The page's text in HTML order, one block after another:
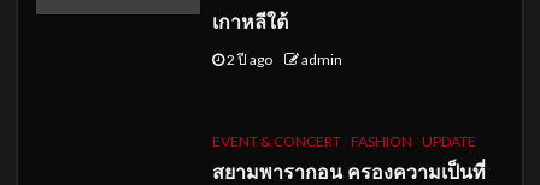
เกาหลีใต้
2 ปี ago admin
EVENT & CONCERT FASHION UPDATE
สยามพารากอน ครองความเป็นที่